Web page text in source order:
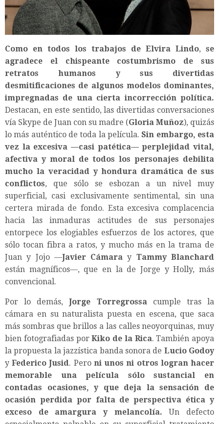
Como en todos los trabajos de Elvira Lindo, se
agradece el chispeante costumbrismo de sus
retratos humanos y sus divertidas
desmitificaciones de algunos modelos dominantes,
impregnadas de una cierta incorrección política.
Destacan, en este sentido, las divertidas conversaciones
vía Skype de Juan con su madre (Gloria Muñoz), quizás
lo más auténtico de toda la película.Sin embargo, esta
vez la excesiva —casi patética— perplejidad vital,
afectiva y moral de todos los personajes debilita
mucho la veracidad y hondura dramática de sus
conflictos, que sólo se esbozan a un nivel muy
superficial, casi exclusivamente sentimental, sin una
certera mirada de fondo. Esta excesiva complacencia
hacia las inmaduras actitudes de sus personajes
entorpece los elogiables esfuerzos de los actores, que
sólo tocan fibra a ratos, y mucho más en la trama de
Juan y Jojo —Javier Cámara y Tammy Blanchard
están magníficos—, que en la de Jorge y Holly, más
convencional.
Por lo demás,Jorge Torregrossa cumple tras la
cámara en su naturalista puesta en escena, que saca
más sombras que brillos a las calles neoyorquinas, muy
bien fotografiadas porKiko de la Rica. También apoya
la propuesta la jazzística banda sonora de Lucio Godoy
yFederico Jusid. Pero ni unos ni otros logran hacer
memorable una película sólo sustancial en
contadas ocasiones, y que deja la sensación de
ocasión perdida por falta de perspectiva ética y
exceso de amargura y melancolía. Un defecto